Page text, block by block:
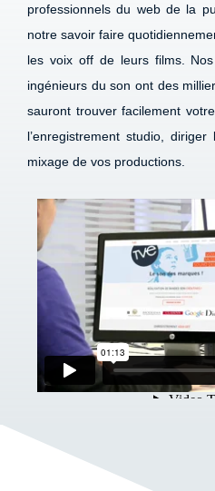
professionnels du web de la
notre savoir faire
les voix off de leurs films.
ingénieurs du son ont des
sauront trouver facilement
l’enregistrement studio,
mixage de vos productions.